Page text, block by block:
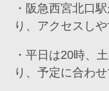
・阪急西宮北口
り、アクセスし
・平日は20時、
り、予定に合わ